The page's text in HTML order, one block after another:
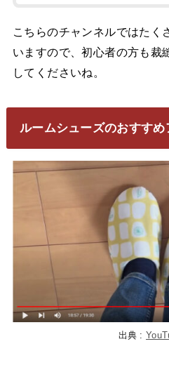
こちらのチャンネルではたく
いますので、初心者の方も裁
してくださいね。
ルームシューズのおすすめ
出典 :